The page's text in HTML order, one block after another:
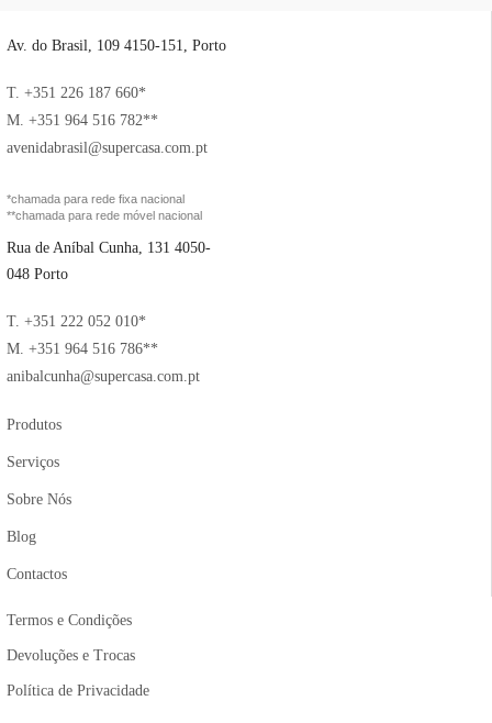
Av. do Brasil, 109 4150-151, Porto
T. +351 226 187 660*
M. +351 964 516 782**
avenidabrasil@supercasa.com.pt
*chamada para rede fixa nacional
**chamada para rede móvel nacional
Rua de Aníbal Cunha, 131 4050-
048 Porto
T. +351 222 052 010*
M. +351 964 516 786**
anibalcunha@supercasa.com.pt
Produtos
Serviços
Sobre Nós
Blog
Contactos
Termos e Condições
Devoluções e Trocas
Política de Privacidade